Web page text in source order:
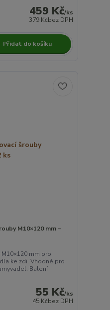
459 Kč/ks
379 Kčbez DPH
Přidat do košíku
M10×120 mm –
mm pro
ke zdi. Vhodné pro
Balení
55 Kč/ks
45 Kčbez DPH